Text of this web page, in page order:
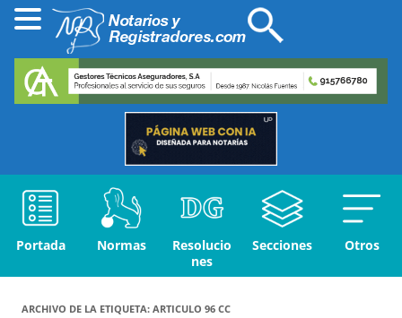
Portada Normas
Resolucio
nes
Secciones Otros
ARCHIVO DE LA ETIQUETA: ARTICULO 96 CC